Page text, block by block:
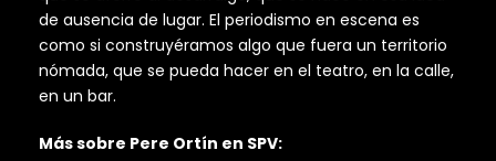
de ausencia de lugar. El periodismo en escena es
como si construyéramos algo que fuera un territorio
nómada, que se pueda hacer en el teatro, en la calle,
en un bar.
Más sobre Pere Ortín en SPV: